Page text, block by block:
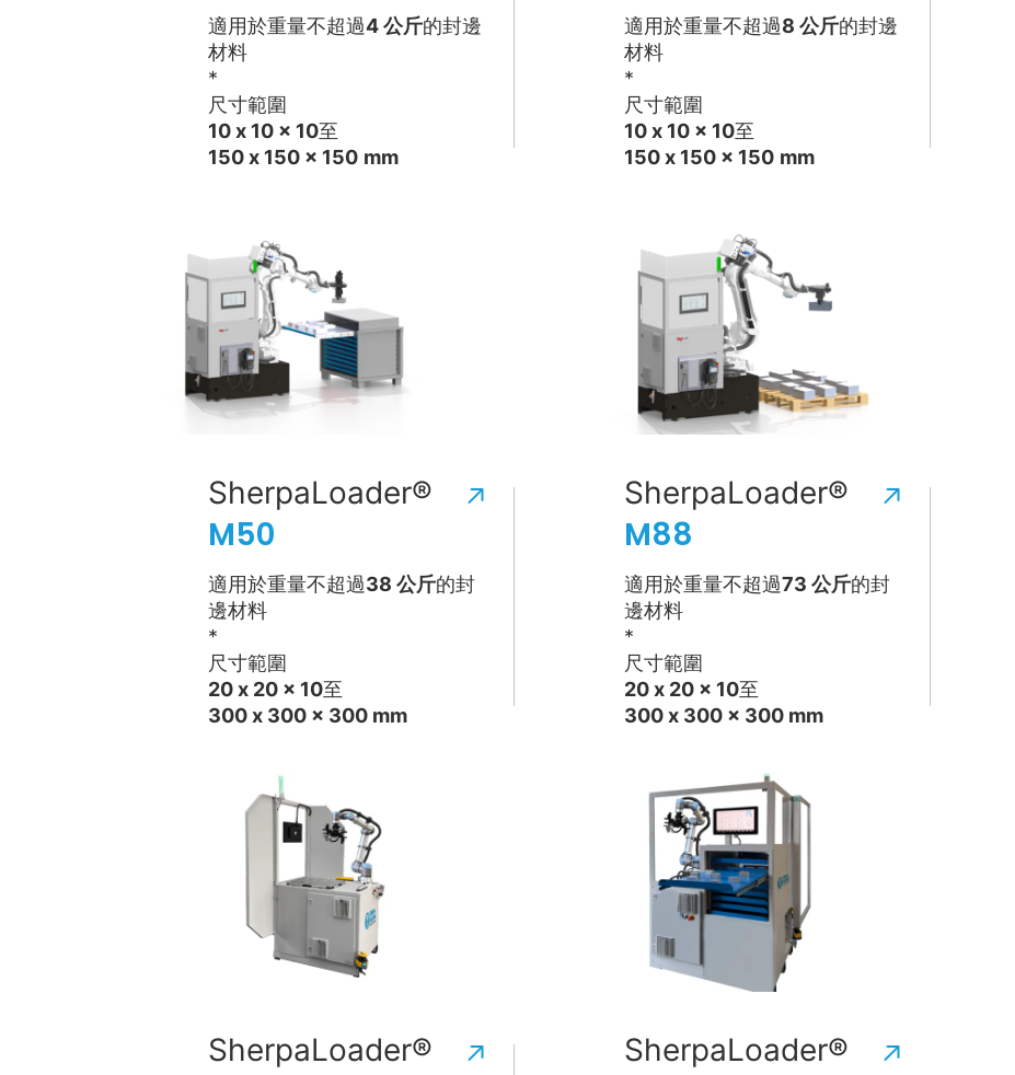
適用於重量不超過4 公斤的封邊
材料
*
尺寸範圍
10 x 10 x 10至
150 x 150 x 150 mm
適用於重量不超過8 公斤的封邊
材料
*
尺寸範圍
10 x 10 x 10至
150 x 150 x 150 mm
SherpaLoader®
M50
適用於重量不超過38 公斤的封
邊材料
*
尺寸範圍
20 x 20 x 10至
300 x 300 x 300 mm
SherpaLoader®
M88
適用於重量不超過73 公斤的封
邊材料
*
尺寸範圍
20 x 20 x 10至
300 x 300 x 300 mm
SherpaLoader®
SherpaLoader®